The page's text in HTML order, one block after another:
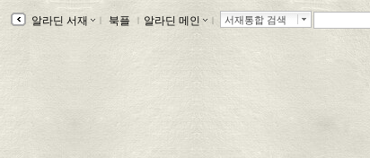
알라딘 서재 북플 ｌ 알라딘 메인 ｌ 서재통합 검색